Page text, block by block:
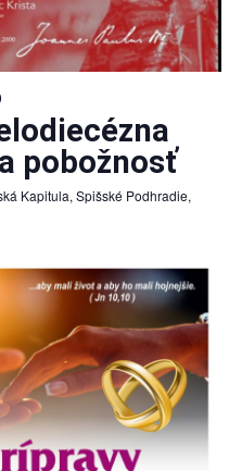
pobožnosť
Kapitula, Spišské Podhradie,